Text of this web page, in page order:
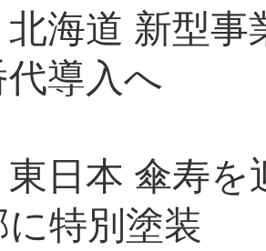
海道 新型
代導入へ
日本 傘寿
特別塗装